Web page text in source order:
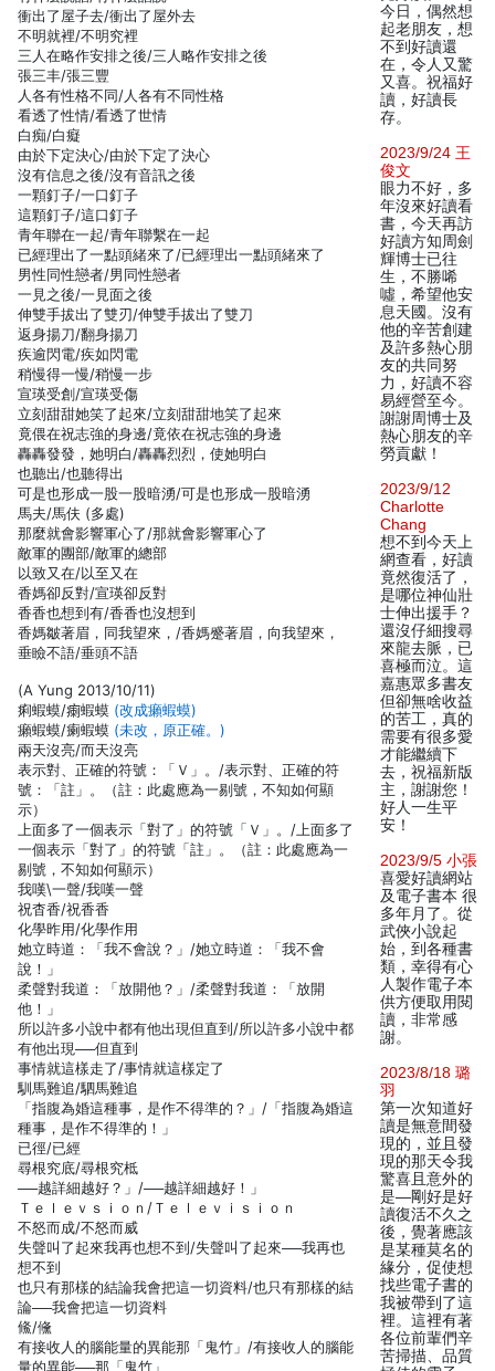
衝出了屋子去/衝出了屋外去
不明就裡/不明究裡
三人在略作安排之後/三人略作安排之後
張三丰/張三豐
人各有性格不同/人各有不同性格
看透了性情/看透了世情
白痴/白癡
由於下定決心/由於下定了決心
沒有信息之後/沒有音訊之後
一顆釘子/一口釘子
這顆釘子/這口釘子
青年聯在一起/青年聯繫在一起
已經理出了一點頭緒來了/已經理出一點頭緒來了
男性同性戀者/男同性戀者
一見之後/一見面之後
伸雙手拔出了雙刃/伸雙手拔出了雙刀
返身揚刀/翻身揚刀
疾逾閃電/疾如閃電
稍慢得一慢/稍慢一步
宣瑛受創/宣瑛受傷
立刻甜甜她笑了起來/立刻甜甜地笑了起來
竟偎在祝志強的身邊/竟依在祝志強的身邊
轟轟發發，她明白/轟轟烈烈，使她明白
也聽出/也聽得出
可是也形成一股一股暗湧/可是也形成一股暗湧
馬夫/馬伕 (多處)
那麼就會影響軍心了/那就會影響軍心了
敵軍的團部/敵軍的總部
以致又在/以至又在
香媽卻反對/宣瑛卻反對
香香也想到有/香香也沒想到
香媽皺著眉，同我望來，/香媽蹙著眉，向我望來，
垂瞼不語/垂頭不語
(A Yung 2013/10/11)
痢蝦蟆/𤷫蝦蟆 (改成癩蝦蟆)
癩蝦蟆/瘌蝦蟆 (未改，原正確。)
兩天沒亮/而天沒亮
表示對、正確的符號：「Ｖ」。/表示對、正確的符
號：「註」。（註：此處應為一剔號，不知如何顯
示）
上面多了一個表示「對了」的符號「Ｖ」。/上面多了
一個表示「對了」的符號「註」。（註：此處應為一
剔號，不知如何顯示）
我嘆\一聲/我嘆一聲
祝杳香/祝香香
化學昨用/化學作用
她立時道：「我不會說？」/她立時道：「我不會
說！」
柔聲對我道：「放開他？」/柔聲對我道：「放開
他！」
所以許多小說中都有他出現但直到/所以許多小說中都
有他出現──但直到
事情就這樣走了/事情就這樣定了
馴馬難追/駟馬難追
「指腹為婚這種事，是作不得準的？」/「指腹為婚這
種事，是作不得準的！」
已徑/已經
尋根究底/尋根究柢
──越詳細越好？」/──越詳細越好！」
Ｔｅｌｅｖｓｉｏｎ/Ｔｅｌｅｖｉｓｉｏｎ
不怒而成/不怒而威
失聲叫了起來我再也想不到/失聲叫了起來──我再也
想不到
也只有那樣的結論我會把這一切資料/也只有那樣的結
論──我會把這一切資料
鯈/儵
有接收人的腦能量的異能那「鬼竹」/有接收人的腦能
量的異能──那「鬼竹」
今日，偶然想
起老朋友，想
不到好讀還
在，令人又驚
又喜。祝福好
讀，好讀長
存。
2023/9/24 王
俊文
眼力不好，多
年沒來好讀看
書，今天再訪
好讀方知周劍
輝博士已往
生，不勝唏
噓，希望他安
息天國。沒有
他的辛苦創建
及許多熱心朋
友的共同努
力，好讀不容
易經營至今。
謝謝周博士及
熱心朋友的辛
勞貢獻！
2023/9/12
Charlotte
Chang
想不到今天上
網查看，好讀
竟然復活了，
是哪位神仙壯
士伸出援手？
還沒仔細搜尋
來龍去脈，已
喜極而泣。這
嘉惠眾多書友
但卻無啥收益
的苦工，真的
需要有很多愛
才能繼續下
去，祝福新版
主，謝謝您！
好人一生平
安！
2023/9/5 小張
喜愛好讀網站
及電子書本 很
多年月了。從
武俠小說起
始，到各種書
類，幸得有心
人製作電子本
供方便取用閱
讀，非常感
謝。
2023/8/18 璐
羽
第一次知道好
讀是無意間發
現的，並且發
現的那天令我
驚喜且意外的
是—剛好是好
讀復活不久之
後，覺著應該
是某種莫名的
緣分，促使想
找些電子書的
我被帶到了這
裡。這裡有著
各位前輩們辛
苦掃描、品質